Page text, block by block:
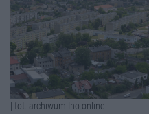
| fot. archiwum Ino.online